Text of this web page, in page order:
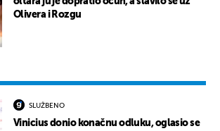
Olivera i Rozgu
SLUŽBENO
Vinicius donio konačnu odluku, oglasio se